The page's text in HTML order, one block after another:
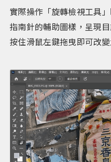
實際操作「旋轉檢視工具
指南針的輔助圖樣，呈現
按住滑鼠左鍵拖曳即可改變